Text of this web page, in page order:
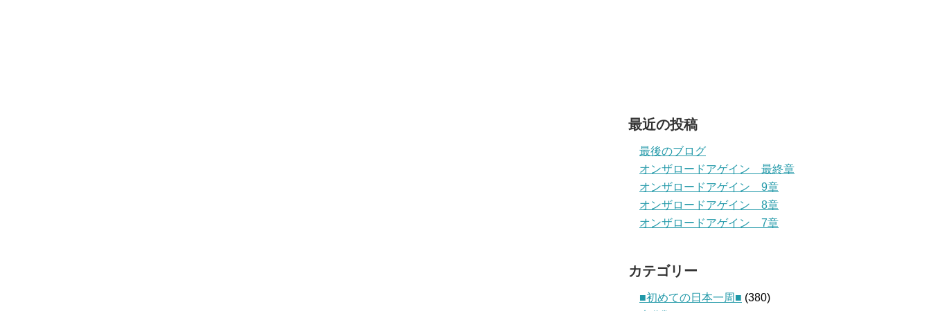
最近の投稿
最後のブログ
オンザロードアゲイン 最終章
オンザロードアゲイン 9章
オンザロードアゲイン 8章
オンザロードアゲイン 7章
カテゴリー
■初めての日本一周■ (380)